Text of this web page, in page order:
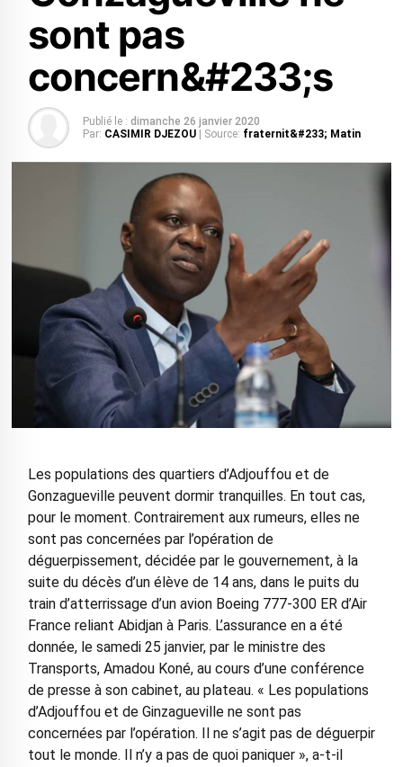
sont pas
concern&#233;s
Publié le : dimanche 26 janvier 2020
Par: CASIMIR DJEZOU | Source: fraternit&#233; Matin
Les populations des quartiers d’Adjouffou et de
Gonzagueville peuvent dormir tranquilles. En tout cas,
pour le moment. Contrairement aux rumeurs, elles ne
sont pas concernées par l’opération de
déguerpissement, décidée par le gouvernement, à la
suite du décès d’un élève de 14 ans, dans le puits du
train d’atterrissage d’un avion Boeing 777-300 ER d’Air
France reliant Abidjan à Paris. L’assurance en a été
donnée, le samedi 25 janvier, par le ministre des
Transports, Amadou Koné, au cours d’une conférence
de presse à son cabinet, au plateau. « Les populations
d’Adjouffou et de Ginzagueville ne sont pas
concernées par l’opération. Il ne s’agit pas de déguerpir
tout le monde. Il n’y a pas de quoi paniquer », a-t-il